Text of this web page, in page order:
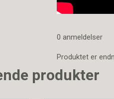
0 anmeldelser
Produktet er
produkter